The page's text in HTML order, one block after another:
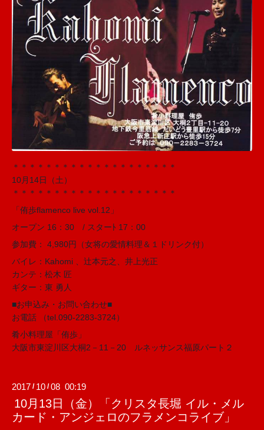
＊＊＊＊＊＊＊＊＊＊＊＊＊＊＊＊＊＊＊＊
10月14日（土）
＊＊＊＊＊＊＊＊＊＊＊＊＊＊＊＊＊＊＊＊
「侑歩flamenco live vol.12」
オープン 16：30 / スターﾄ 17：00
参加費： 4,980円（女将の愛情料理＆１ドリンク付）
バイレ：Kahomi 、辻本元之、井上光正
カンテ：松木 匠
ギター：東 勇人
■お申込み・お問い合わせ■
お電話 （tel.090-2283-3724）
肴小料理屋「侑歩」
大阪市東淀川区大桐2－11－20 ルネッサンス福原パート２
2017 / 10 /08 00:19
10月13日（金）「クリスタ長堀 イル・メル
カード・アンジェロのフラメンコライブ」